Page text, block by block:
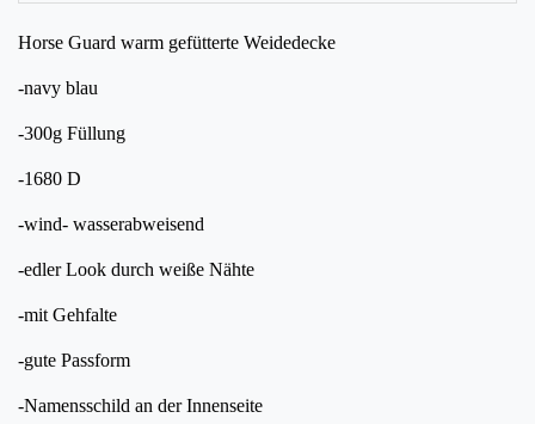
Horse Guard warm gefütterte Weidedecke
-navy blau
-300g Füllung
-1680 D
-wind- wasserabweisend
-edler Look durch weiße Nähte
-mit Gehfalte
-gute Passform
-Namensschild an der Innenseite